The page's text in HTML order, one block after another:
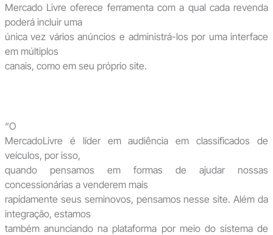
Mercado Livre oferece ferramenta com a qual cada revenda
poderá incluir uma
única vez vários anúncios e administrá-los por uma interface
em múltiplos
canais, como em seu próprio site.
“O
MercadoLivre é líder em audiência em classificados de
veículos, por isso,
quando pensamos em formas de ajudar nossas
concessionárias a venderem mais
rapidamente seus seminovos, pensamos nesse site. Além da
integração, estamos
também anunciando na plataforma por meio do sistema de